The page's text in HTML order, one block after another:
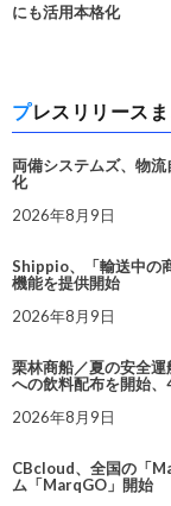
にも活用本格化
プレスリリース
両備システムズ、物
化
2026年8月9日
Shippio、「輸送中の
機能を提供開始
2026年8月9日
栗林商船／夏の安全
への飲料配布を開始
2026年8月9日
CBcloud、全国の「
ム「MarqGO」開始